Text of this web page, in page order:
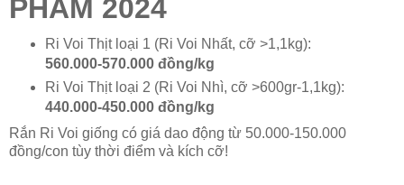
PHẨM 2024
Ri Voi Thịt loại 1 (Ri Voi Nhất, cỡ >1,1kg):
560.000-570.000 đồng/kg
Ri Voi Thịt loại 2 (Ri Voi Nhì, cỡ >600gr-1,1kg):
440.000-450.000 đồng/kg
Rắn Ri Voi giống có giá dao động từ 50.000-150.000
đồng/con tùy thời điểm và kích cỡ!